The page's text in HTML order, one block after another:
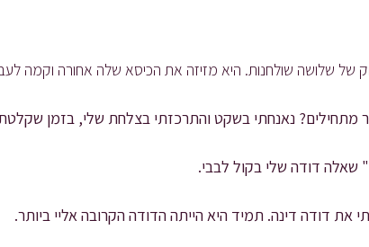
שלושה שולחנות. היא מזיזה את הכיסא שלה אחורה וקמה
מתחילים? נאנחתי בשקט והתרכזתי בצלחת שלי, בזמן
שאלה דודה שלי בקול לבבי.
דודה דינה. תמיד היא הייתה הדודה הקרובה אליי ביותר.